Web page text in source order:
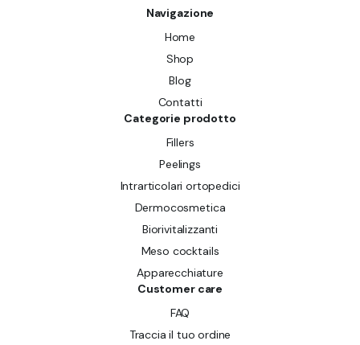
Navigazione
Home
Shop
Blog
Contatti
Categorie prodotto
Fillers
Peelings
Intrarticolari ortopedici
Dermocosmetica
Biorivitalizzanti
Meso cocktails
Apparecchiature
Customer care
FAQ
Traccia il tuo ordine